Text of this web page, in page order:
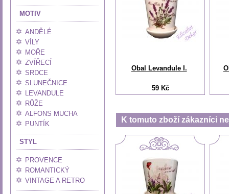
MOTIV
ANDĚLÉ
VÍLY
MOŘE
ZVÍŘECÍ
SRDCE
SLUNEČNICE
LEVANDULE
RŮŽE
ALFONS MUCHA
PUNTÍK
STYL
PROVENCE
ROMANTICKÝ
VINTAGE A RETRO
Obal Levandule I.
59 Kč
K tomuto zboží zákazníci